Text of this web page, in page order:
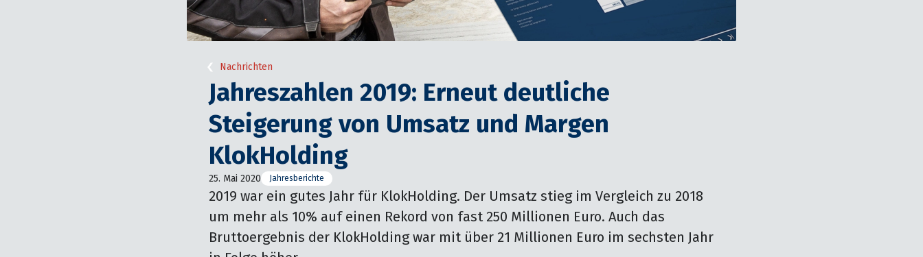
Nachrichten
Jahreszahlen 2019: Erneut deutliche
Steigerung von Umsatz und Margen
KlokHolding
25. Mai 2020 Jahresberichte
2019 war ein gutes Jahr für KlokHolding. Der Umsatz stieg im Vergleich zu 2018
um mehr als 10% auf einen Rekord von fast 250 Millionen Euro. Auch das
Bruttoergebnis der KlokHolding war mit über 21 Millionen Euro im sechsten Jahr